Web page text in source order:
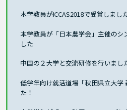
本学教員がICCAS2018で受賞しまし
本学教員が「日本農学会」主催のシ
した
中国の２大学と交流研修を行いまし
低学年向け就活道場「秋田県立大学
た！